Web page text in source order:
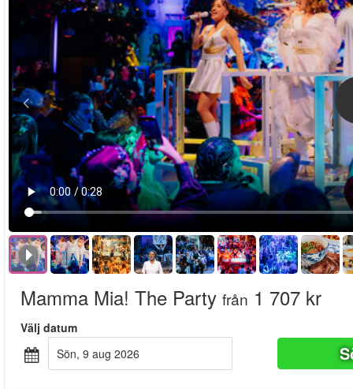
Mamma Mia! The Party från 1 707 kr
Välj datum
sön, 9 aug 2026